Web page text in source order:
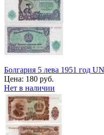
Болгария 5 лева 1951 год
Цена: 180 руб.
Нет в наличии